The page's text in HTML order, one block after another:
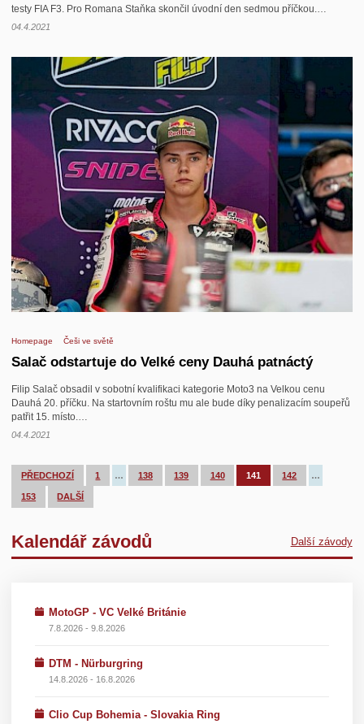
testy FIA F3. Pro Romana Staňka skončil úvodní den sedmou příčkou.…
04.4.2021
Homepage Češi ve světě
Salač odstartuje do Velké ceny Dauhá patnáctý
Filip Salač obsadil v sobotní kvalifikaci kategorie Moto3 na Velkou cenu
Dauhá 20. příčku. Na startovním roštu mu ale bude díky penalizacím soupeřů
patřit 15. místo.…
04.4.2021
PŘEDCHOZÍ 1 … 138 139 140 141 142 …
153 DALŠÍ
Kalendář závodů Další závody
MotoGP - VC Velké Británie
7.8.2026 - 9.8.2026
DTM - Nürburgring
14.8.2026 - 16.8.2026
Clio Cup Bohemia - Slovakia Ring